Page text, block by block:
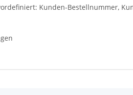
Kunden-Bestellnummer,